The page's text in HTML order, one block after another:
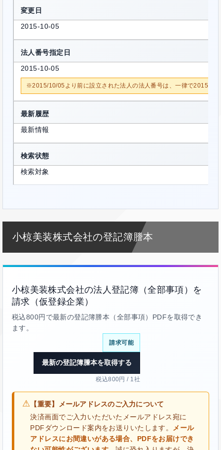
変更日
2015-10-05
法人番号指定日
2015-10-05
※2015/10/05より前に設立された法人の法人番号は、一律で2015/10/
最新履歴
最新情報
検索状態
検索対象
小椋美装株式会社の登記簿謄本
小椋美装株式会社の法人登記簿（全部事項）を
請求（仮登録企業）
税込800円で最新の登記簿謄本（全部事項）PDFを取得でき
ます。
請求可能
最新の登記簿謄本を取得する
税込800円 / 1社
⚠ 【重要】メールアドレスのご入力について
決済画面でご入力いただいたメールアドレス宛に
PDFダウンロード案内をお送りいたします。
メール
アドレスにお間違いがある場合、PDFをお届けでき